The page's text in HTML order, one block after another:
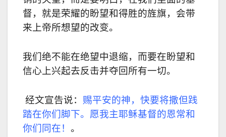
督，就是荣耀的盼望和得胜的旌旗，会带
来上帝所想望的改变。
我们绝不能在绝望中退缩，而要在盼望和
信心上兴起去反击并夺回所有一切。
经文宣告说： 赐平安的神，快要将撒但践
踏在你们脚下。愿我主耶稣基督的恩常和
你们同在！ 。